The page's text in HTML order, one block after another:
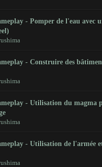
- Pomper de l'eau avec
- Construire des
- Utilisation du magma
- Utilisation de l'armée